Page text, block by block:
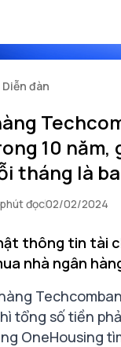
Diễn đàn
10 năm,
tháng là
đọc02/02/2024
thông tin tài
nhà ngân
tổng số tiền
OneHousing